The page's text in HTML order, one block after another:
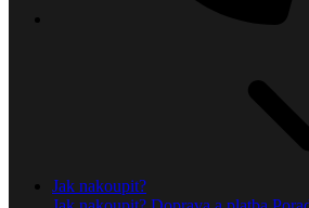
Jak nakoupit?